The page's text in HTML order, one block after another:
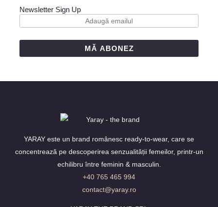
Newsletter Sign Up
MĂ ABONEZ
YARAY este un brand românesc ready-to-wear, care se
concentrează pe descoperirea senzualității femeilor, printr-un
echilibru între feminin & masculin.
+40 765 465 994
contact@yaray.ro